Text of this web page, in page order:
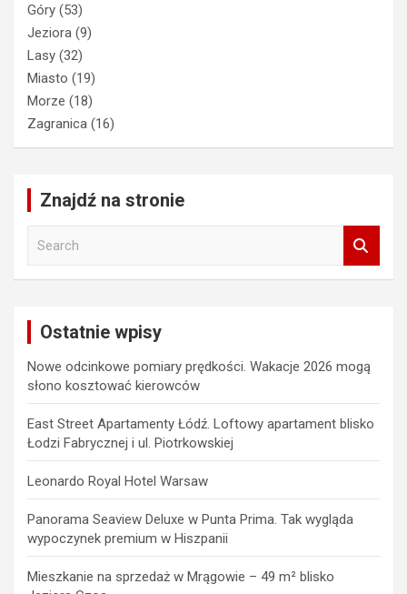
Góry (53)
Jeziora (9)
Lasy (32)
Miasto (19)
Morze (18)
Zagranica (16)
Znajdź na stronie
Ostatnie wpisy
Nowe odcinkowe pomiary prędkości. Wakacje 2026 mogą
słono kosztować kierowców
East Street Apartamenty Łódź. Loftowy apartament blisko
Łodzi Fabrycznej i ul. Piotrkowskiej
Leonardo Royal Hotel Warsaw
Panorama Seaview Deluxe w Punta Prima. Tak wygląda
wypoczynek premium w Hiszpanii
Mieszkanie na sprzedaż w Mrągowie – 49 m² blisko